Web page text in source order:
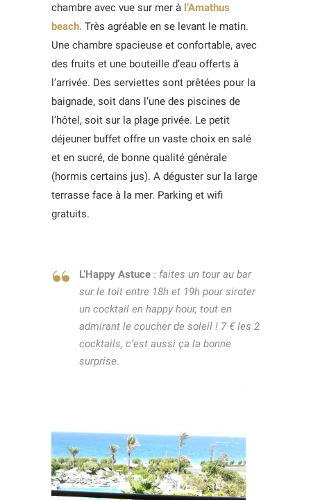
chambre avec vue sur mer à l’Amathus
beach. Très agréable en se levant le matin.
Une chambre spacieuse et confortable, avec
des fruits et une bouteille d’eau offerts à
l’arrivée. Des serviettes sont prêtées pour la
baignade, soit dans l’une des piscines de
l’hôtel, soit sur la plage privée. Le petit
déjeuner buffet offre un vaste choix en salé
et en sucré, de bonne qualité générale
(hormis certains jus). A déguster sur la large
terrasse face à la mer. Parking et wifi
gratuits.
L’Happy Astuce : faites un tour au bar
sur le toit entre 18h et 19h pour siroter
un cocktail en happy hour, tout en
admirant le coucher de soleil ! 7 € les 2
cocktails, c’est aussi ça la bonne
surprise.